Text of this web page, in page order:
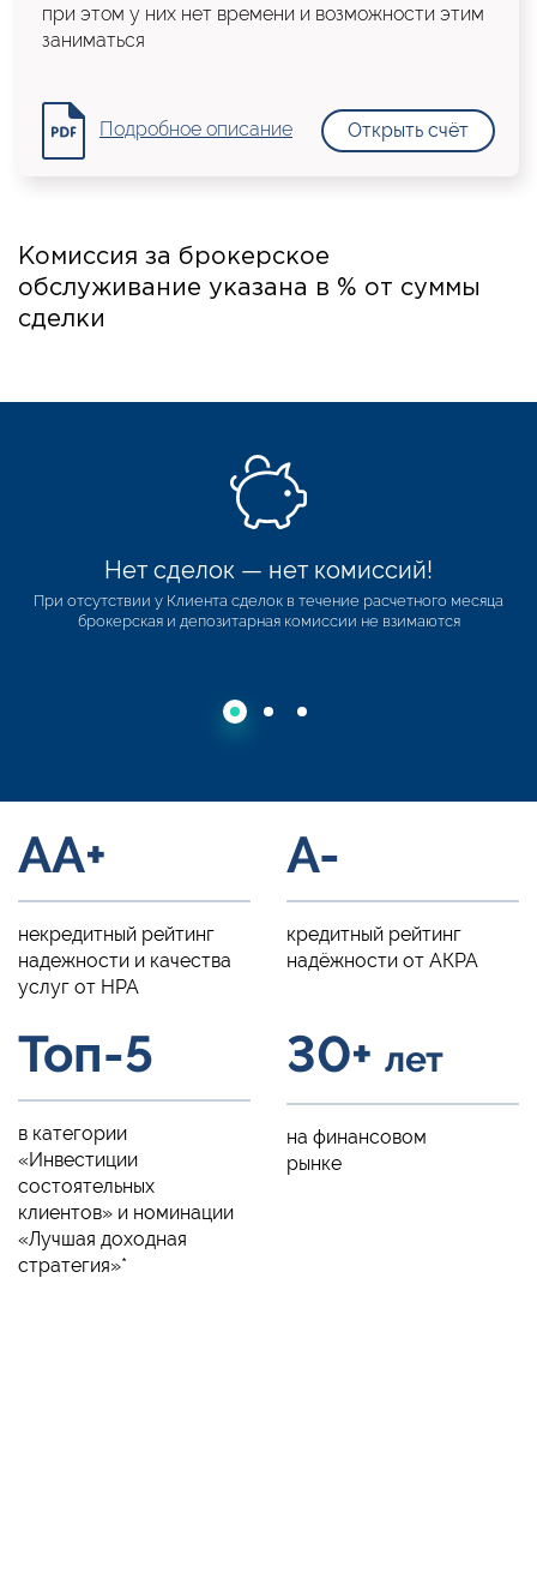
при этом у них нет времени и возможности этим
заниматься
Подробное описание Открыть счёт
Комиссия за брокерское
обслуживание указана в % от суммы
сделки
Нет сделок — нет комиссий!
При отсутствии у Клиента сделок в течение расчетного месяца
брокерская и депозитарная комиссии не взимаются
AA+
некредитный рейтинг
надежности и качества
услуг от НРА
A-
кредитный рейтинг
надёжности от АКРА
Топ-5
в категории
«Инвестиции
состоятельных
клиентов» и номинации
«Лучшая доходная
стратегия»*
30+ лет
на финансовом
рынке